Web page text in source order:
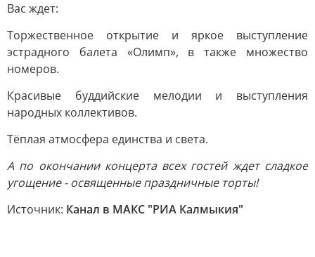
Вас ждет:
Торжественное открытие и яркое выступление
эстрадного балета «Олимп», в также множество
номеров.
Красивые буддийские мелодии и выступления
народных коллективов.
Тёплая атмосфера единства и света.
А по окончании концерта всех гостей ждет сладкое
угощение - освященные праздничные торты!
Источник: Канал в МАКС "РИА Калмыкия"